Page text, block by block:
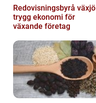
Redovisningsbyrå växjö
trygg ekonomi för
växande företag